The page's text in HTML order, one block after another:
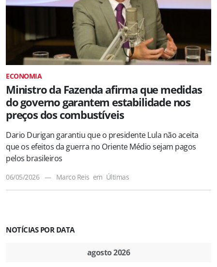
ECONOMIA
Ministro da Fazenda afirma que medidas
do governo garantem estabilidade nos
preços dos combustíveis
Dario Durigan garantiu que o presidente Lula não aceita
que os efeitos da guerra no Oriente Médio sejam pagos
pelos brasileiros
06/05/2026 — Marco Reis em Últimas
NOTÍCIAS POR DATA
agosto 2026